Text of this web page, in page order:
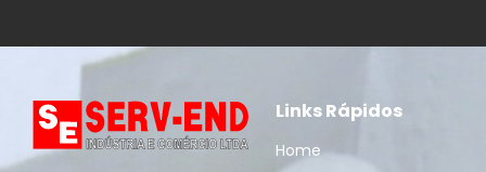
Links Rápidos
Home